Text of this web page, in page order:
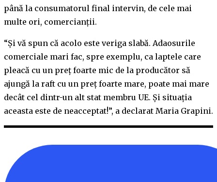
până la consumatorul final intervin, de cele mai
multe ori, comercianții.
“Și vă spun că acolo este veriga slabă. Adaosurile
comerciale mari fac, spre exemplu, ca laptele care
pleacă cu un preț foarte mic de la producător să
ajungă la raft cu un preț foarte mare, poate mai mare
decât cel dintr-un alt stat membru UE. Și situația
aceasta este de neacceptat!”, a declarat Maria Grapini.